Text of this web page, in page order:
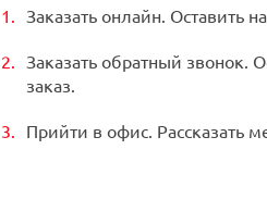
Заказать онлайн. Оставить
Заказать обратный звонок.
заказ.
Прийти в офис. Рассказать